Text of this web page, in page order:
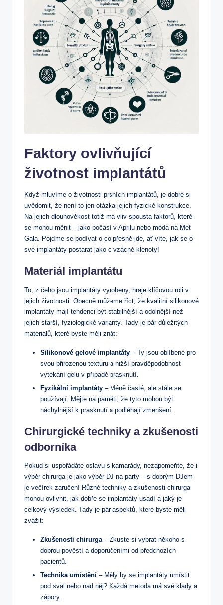
Faktory ovlivňující
životnost implantátů
Když mluvíme o životnosti prsních implantátů, je dobré si
uvědomit, že není to jen otázka jejich fyzické konstrukce.
Na jejich dlouhověkost totiž má vliv spousta faktorů, které
se mohou měnit – jako počasí v Aprilu nebo móda na Met
Gala. Pojďme se podívat o co přesně jde, ať víte, jak se o
své implantáty postarat jako o vzácné klenoty!
Materiál implantátu
To, z čeho jsou implantáty vyrobeny, hraje klíčovou roli v
jejich životnosti. Obecně můžeme říct, že kvalitní silikonové
implantáty mají tendenci být stabilnější a odolnější než
jejich starší, fyziologické varianty. Tady je pár důležitých
materiálů, které byste měli znát:
Silikonové gelové implantáty – Ty jsou oblíbené pro
svou přirozenou texturu a nižší pravděpodobnost
vytékání gelu v případě prasknutí.
Fyzikální implantáty – Méně časté, ale stále se
používají. Mějte na paměti, že tyto mohou být
náchylnější k prasknutí a podléhají zmenšení.
Chirurgické techniky a zkušenosti
odborníka
Pokud si uspořádáte oslavu s kamarády, nezapomeňte, že i
výběr chirurga je jako výběr DJ na party – s dobrým DJem
je večírek zaručen! Různé techniky a zkušenosti chirurga
mohou ovlivnit, jak dobře se implantáty usadí a jaký je
celkový výsledek. Tady je pár aspektů, které byste měli
zvážit:
Zkušenosti chirurga– Zkuste si vybrat někoho s
dobrou pověstí a doporučeními od předchozích
pacientů.
Technika umístění – Měly by se implantáty umístit
pod sval nebo nad něj? Každá metoda má své klady a
zápory.